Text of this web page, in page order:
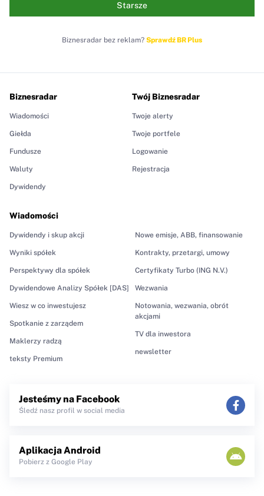
Starsze
Biznesradar bez reklam? Sprawdź BR Plus
Biznesradar
Wiadomości
Giełda
Fundusze
Waluty
Dywidendy
Wiadomości
Dywidendy i skup akcji
Wyniki spółek
Perspektywy dla spółek
Dywidendowe Analizy Spółek [DAS]
Wiesz w co inwestujesz
Spotkanie z zarządem
Maklerzy radzą
teksty Premium
Nowe emisje, ABB, finansowanie
Kontrakty, przetargi, umowy
Certyfikaty Turbo (ING N.V.)
Wezwania
Notowania, wezwania, obrót
akcjami
TV dla inwestora
newsletter
Twój Biznesradar
Twoje alerty
Twoje portfele
Logowanie
Rejestracja
Jesteśmy na Facebook
Śledź nasz profil w social media
Aplikacja Android
Pobierz z Google Play